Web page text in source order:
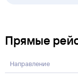
Прямые
Направление